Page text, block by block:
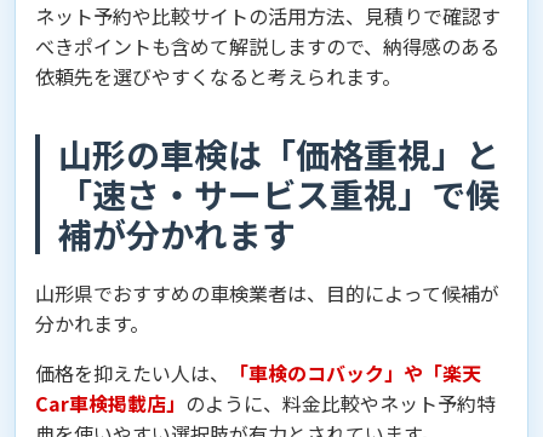
ネット予約や比較サイトの活用方法、見積りで確認す
べきポイントも含めて解説しますので、納得感のある
依頼先を選びやすくなると考えられます。
山形の車検は「価格重視」と
「速さ・サービス重視」で候
補が分かれます
山形県でおすすめの車検業者は、目的によって候補が
分かれます。
価格を抑えたい人は、
「車検のコバック」や「楽天
Car車検掲載店」 のように、料金比較やネット予約特